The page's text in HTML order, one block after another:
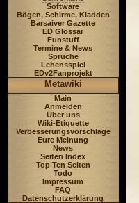
Software
Bögen, Schirme, Kladden
Barsaiver Gazette
ED Glossar
Funstuff
Termine & News
Sprüche
Lehensspiel
EDv2Fanprojekt
Metawiki
Main
Anmelden
Über uns
Wiki-Etiquette
Verbesserungsvorschläge
Eure Meinung
News
Seiten Index
Top Ten Seiten
Todo
Impressum
FAQ
Datenschutzerklärung